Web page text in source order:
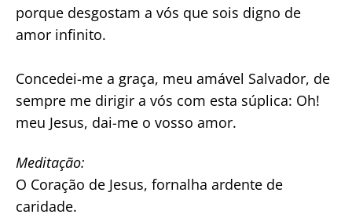
porque desgostam a vós que sois digno de
amor infinito.
Concedei-me a graça, meu amável Salvador, de
sempre me dirigir a vós com esta súplica: Oh!
meu Jesus, dai-me o vosso amor.
Meditação:
O Coração de Jesus, fornalha ardente de
caridade.